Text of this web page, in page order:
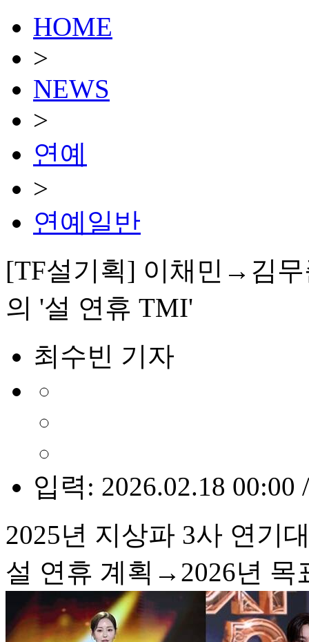
HOME
>
NEWS
>
연예
>
연예일반
[TF설기획] 이채민→김무
의 '설 연휴 TMI'
최수빈 기자
입력: 2026.02.18 00:00
2025년 지상파 3사 연기
설 연휴 계획→2026년 목